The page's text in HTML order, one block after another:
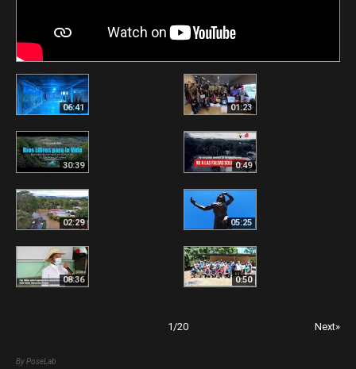
06:41 01:23
30:39 0:49
02:29 05:25
08:36 0:50
1/20 Next»
By PoseLab